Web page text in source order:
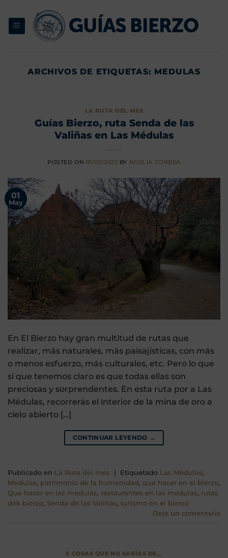
contenido
ARCHIVOS DE ETIQUETAS: MEDULAS
LA RUTA DEL MES
Guías Bierzo, ruta Senda de las
Valiñas en Las Médulas
POSTED ON 01/05/2022 BY NOELIA CORREA
01
May
En El Bierzo hay gran multitud de rutas que
realizar, más naturales, más paisajísticas, con más
o menos esfuerzo, más culturales, etc. Pero lo que
si que tenemos claro es que todas ellas son
preciosas y sorprendentes. En esta ruta por a Las
Médulas, recorrerás el interior de la mina de oro a
cielo abierto […]
CONTINUAR LEYENDO →
Publicado en La Ruta del mes | Etiquetado Las Médulas,
Medulas, patrimonio de la humanidad, que hacer en el bierzo,
Que hacer en las medulas, restaurantes en las medulas, rutas
dek bierzo, Senda de las Valiñas, turismo en el bierzo
Deje un comentario
5 COSAS QUE NO SABÍAS DE...